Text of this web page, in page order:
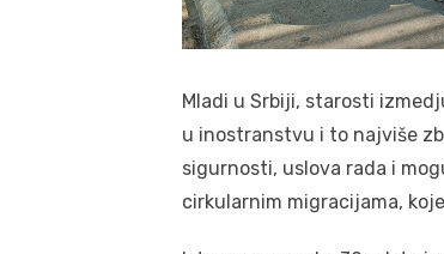
Mladi u Srbiji, starosti
u inostranstvu i to najviše
sigurnosti, uslova rada i
cirkularnim migracijama,